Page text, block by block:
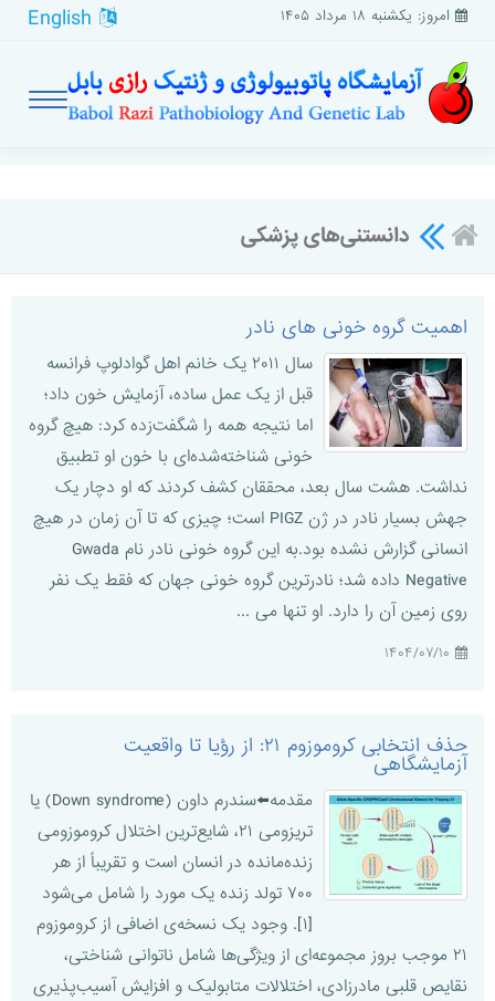
امروز: یکشنبه ۱۸ مرداد ۱۴۰۵
دانستنی‌های پزشکی
اهمیت گروه خونی های نادر
سال ۲۰۱۱ یک خانم اهل گوادلوپ فرانسه
قبل از یک عمل ساده، آزمایش خون داد؛
اما نتیجه همه را شگفت‌زده کرد: هیچ گروه
خونی شناخته‌شده‌ای با خون او تطبیق
نداشت. هشت سال بعد، محققان کشف کردند که او دچار یک
جهش بسیار نادر در ژن PIGZ است؛ چیزی که تا آن زمان در هیچ
انسانی گزارش نشده بود.به این گروه خونی نادر نام Gwada
Negative داده شد؛ نادرترین گروه خونی جهان که فقط یک نفر
روی زمین آن را دارد. او تنها می ...
حذف انتخابی کروموزوم ۲۱: از رؤیا تا واقعیت
آزمایشگاهی
مقدمه⬅️سندرم داون (Down syndrome) یا
تریزومی ۲۱، شایع‌ترین اختلال کروموزومی
زنده‌مانده در انسان است و تقریباً از هر
۷۰۰ تولد زنده یک مورد را شامل می‌شود
[۱]. وجود یک نسخه‌ی اضافی از کروموزوم
۲۱ موجب بروز مجموعه‌ای از ویژگی‌ها شامل ناتوانی شناختی،
نقایص قلبی مادرزادی، اختلالات متابولیک و افزایش آسیب‌پذیری